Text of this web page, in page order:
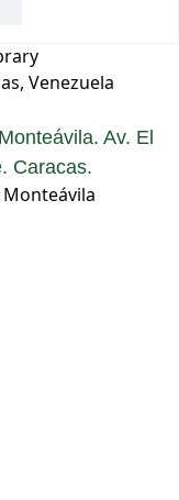
Venezuela
Av. El
Caracas.